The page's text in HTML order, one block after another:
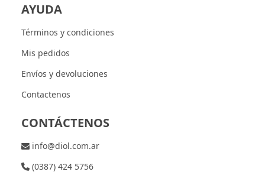
AYUDA
Términos y condiciones
Mis pedidos
Envíos y devoluciones
Contactenos
CONTÁCTENOS
info@diol.com.ar
(0387) 424 5756